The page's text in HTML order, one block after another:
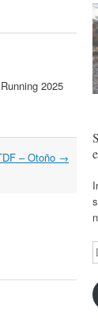
2025
– Otoño →